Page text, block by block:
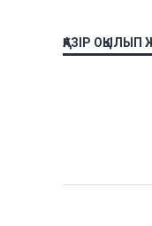
ҚАЗІР